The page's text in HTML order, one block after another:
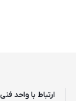
ارتباط با واحد